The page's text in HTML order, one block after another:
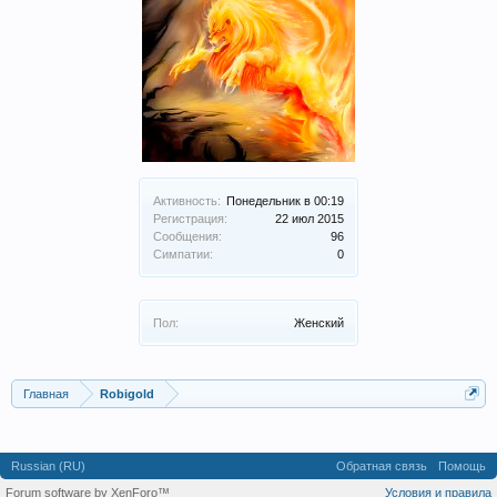
Активность: Понедельник в 00:19
Регистрация:
22 июл 2015
Сообщения:
96
Симпатии:
0
Пол: Женский
Главная Robigold
Russian (RU) Обратная связь
Помощь
Условия и правила
Forum software by XenForo™